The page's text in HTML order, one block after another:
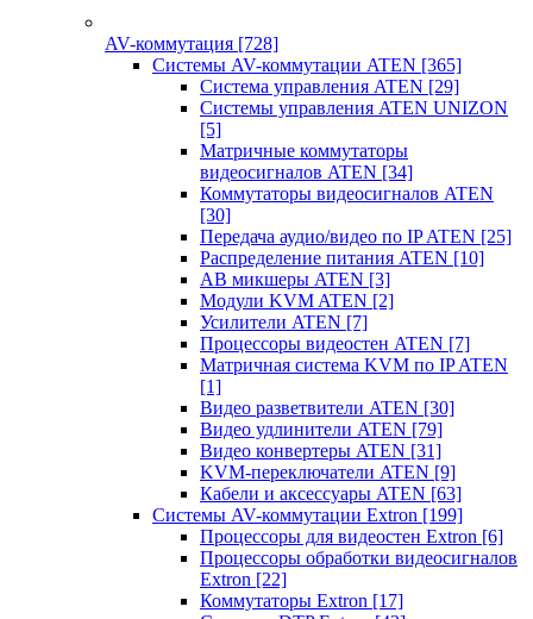
AV-коммутация [728]
Системы AV-коммутации ATEN [365]
Система управления ATEN [29]
Системы управления ATEN UNIZON
[5]
Матричные коммутаторы
видеосигналов ATEN [34]
Коммутаторы видеосигналов ATEN
[30]
Передача аудио/видео по IP ATEN [25]
Распределение питания ATEN [10]
АВ микшеры ATEN [3]
Модули KVM ATEN [2]
Усилители ATEN [7]
Процессоры видеостен ATEN [7]
Матричная система KVM по IP ATEN
[1]
Видео разветвители ATEN [30]
Видео удлинители ATEN [79]
Видео конвертеры ATEN [31]
KVM-переключатели ATEN [9]
Кабели и аксессуары ATEN [63]
Системы AV-коммутации Extron [199]
Процессоры для видеостен Extron [6]
Процессоры обработки видеосигналов
Extron [22]
Коммутаторы Extron [17]